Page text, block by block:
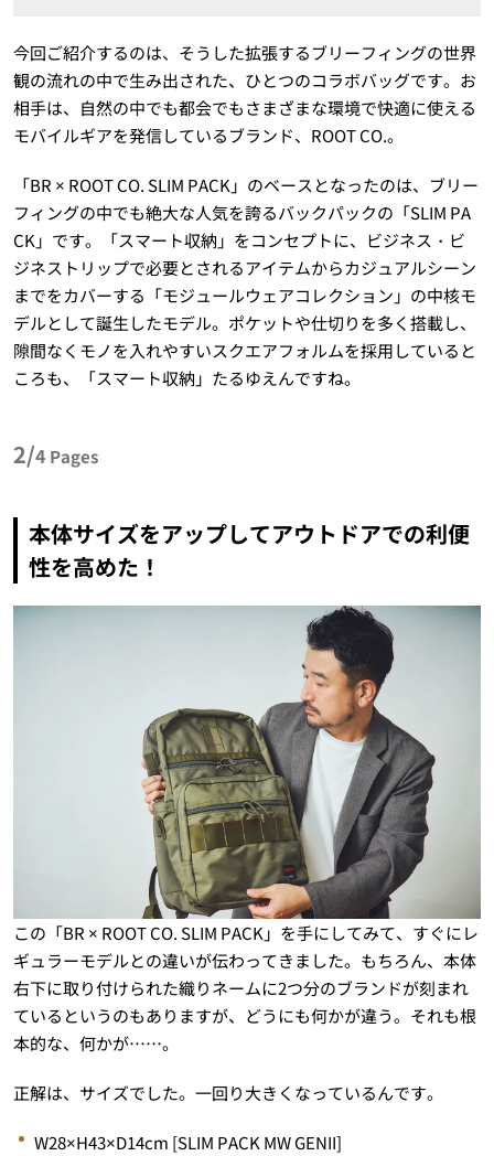
今回ご紹介するのは、そうした拡張するブリーフィングの世界
観の流れの中で生み出された、ひとつのコラボバッグです。お
相手は、自然の中でも都会でもさまざまな環境で快適に使える
モバイルギアを発信しているブランド、ROOT CO.。
「BR × ROOT CO. SLIM PACK」のベースとなったのは、ブリー
フィングの中でも絶大な人気を誇るバックパックの「SLIM PA
CK」です。「スマート収納」をコンセプトに、ビジネス・ビ
ジネストリップで必要とされるアイテムからカジュアルシーン
までをカバーする「モジュールウェアコレクション」の中核モ
デルとして誕生したモデル。ポケットや仕切りを多く搭載し、
隙間なくモノを入れやすいスクエアフォルムを採用していると
ころも、「スマート収納」たるゆえんですね。
2/4 Pages
本体サイズをアップしてアウトドアでの利便
性を高めた！
この「BR × ROOT CO. SLIM PACK」を手にしてみて、すぐにレ
ギュラーモデルとの違いが伝わってきました。もちろん、本体
右下に取り付けられた織りネームに2つ分のブランドが刻まれ
ているというのもありますが、どうにも何かが違う。それも根
本的な、何かが……。
正解は、サイズでした。一回り大きくなっているんです。
W28×H43×D14cm [SLIM PACK MW GENII]